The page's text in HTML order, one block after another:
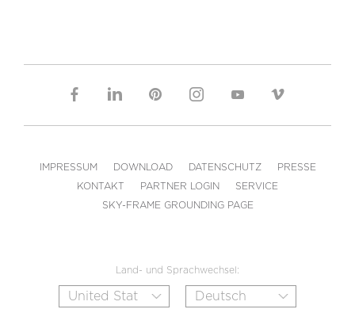
IMPRESSUM DOWNLOAD DATENSCHUTZ
PRESSE
KONTAKT
PARTNER LOGIN
SERVICE
SKY-FRAME GROUNDING PAGE
Land- und Sprachwechsel: